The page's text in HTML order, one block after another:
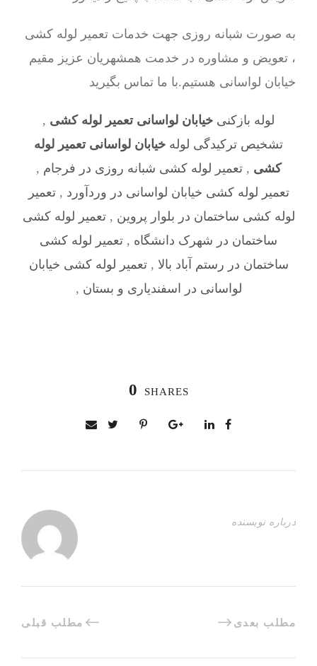
به صورت شبانه روزی جهت خدمات تعمیر لوله کشی
، تعویض و مشاوره در خدمت همشهریان عزیز مقیم
خیابان لواسانی هستیم.با ما تماس بگیرید
لوله بازکنی خیابان لواسانی تعمیر لوله کشی ,
تشخیص ترکیدگی لوله خیابان لواسانی تعمیر لوله
کشی ,تعمیر لوله کشی شبانه روزی در فرجام ,
تعمیر لوله کشی خیابان لواسانی در وردآورد ,تعمیر
لوله کشی ساختمان در بلوار پروین ,تعمیر لوله کشی
ساختمان در شهرک دانشگاه , تعمیر لوله کشی
ساختمان در رستم آباد بالا ,تعمیر لوله کشی خیابان
لواسانی در اسفندیاری و بستان ,
0 SHARES
درباره نویسنده
مطلب قبلی مطلب بعدی